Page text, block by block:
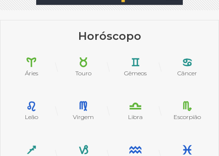
Horóscopo
Áries Touro Gêmeos Câncer
Leão Virgem Libra Escorpião